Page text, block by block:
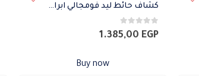
كشاف حائط ليد فومجالي ابرام 190
0من 5 1.385,00 EGP
Buy now